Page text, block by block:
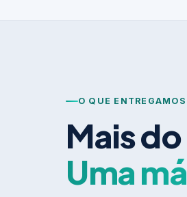
O QUE ENTREGAMOS
Mais
Uma